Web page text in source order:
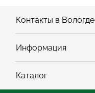
Контакты в Вологде
Информация
Каталог